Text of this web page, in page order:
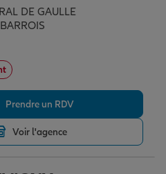
DE GAULLE
Prendre un RDV
Voir l'agence